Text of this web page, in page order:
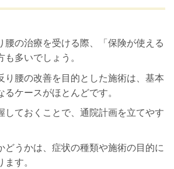
腰の治療を受ける際、「保険が使える
多いでしょう。
り腰の改善を目的とした施術は、基本
るケースがほとんどです。
しておくことで、通院計画を立てやす
どうかは、症状の種類や施術の目的に
す。